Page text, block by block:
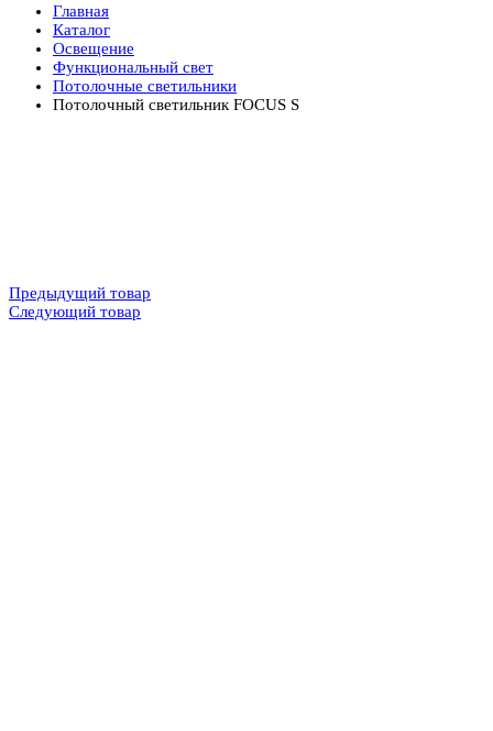
Главная
Каталог
Освещение
Функциональный свет
Потолочные светильники
Потолочный светильник FOCUS S
Предыдущий товар
Следующий товар